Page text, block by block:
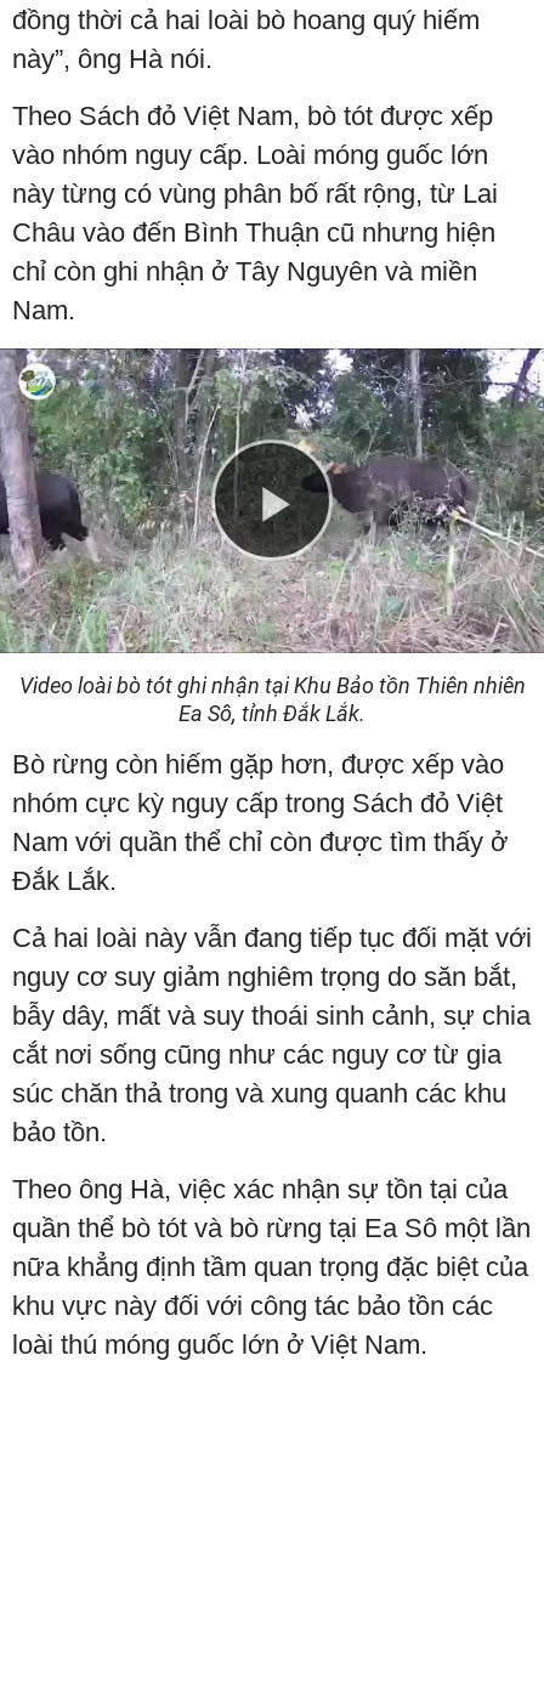
đồng thời cả hai loài bò hoang quý hiếm
này”, ông Hà nói.
Theo Sách đỏ Việt Nam, bò tót được xếp
vào nhóm nguy cấp. Loài móng guốc lớn
này từng có vùng phân bố rất rộng, từ Lai
Châu vào đến Bình Thuận cũ nhưng hiện
chỉ còn ghi nhận ở Tây Nguyên và miền
Nam.
Play
Video
Video loài bò tót ghi nhận tại Khu Bảo tồn Thiên nhiên
Ea Sô, tỉnh Đắk Lắk.
Bò rừng còn hiếm gặp hơn, được xếp vào
nhóm cực kỳ nguy cấp trong Sách đỏ Việt
Nam với quần thể chỉ còn được tìm thấy ở
Đắk Lắk.
Cả hai loài này vẫn đang tiếp tục đối mặt với
nguy cơ suy giảm nghiêm trọng do săn bắt,
bẫy dây, mất và suy thoái sinh cảnh, sự chia
cắt nơi sống cũng như các nguy cơ từ gia
súc chăn thả trong và xung quanh các khu
bảo tồn.
Theo ông Hà, việc xác nhận sự tồn tại của
quần thể bò tót và bò rừng tại Ea Sô một lần
nữa khẳng định tầm quan trọng đặc biệt của
khu vực này đối với công tác bảo tồn các
loài thú móng guốc lớn ở Việt Nam.